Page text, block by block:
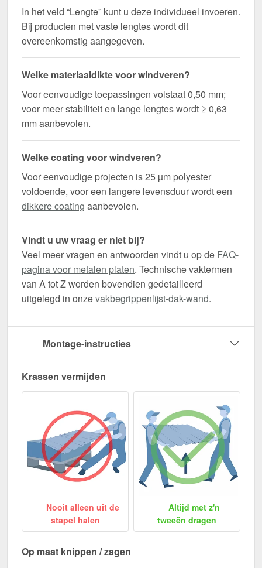
In het veld “Lengte” kunt u deze individueel invoeren.
Bij producten met vaste lengtes wordt dit
overeenkomstig aangegeven.
Welke materiaaldikte voor windveren?
Voor eenvoudige toepassingen volstaat 0,50 mm;
voor meer stabiliteit en lange lengtes wordt ≥ 0,63
mm aanbevolen.
Welke coating voor windveren?
Voor eenvoudige projecten is 25 µm polyester
voldoende, voor een langere levensduur wordt een
dikkere coating aanbevolen.
Vindt u uw vraag er niet bij?
Veel meer vragen en antwoorden vindt u op de FAQ-
pagina voor metalen platen. Technische vaktermen
van A tot Z worden bovendien gedetailleerd
uitgelegd in onzevakbegrippenlijst-dak-wand.
Montage-instructies
Krassen vermijden
Nooit alleen uit de
stapel halen
Altijd met z'n
tweeën dragen
Op maat knippen / zagen